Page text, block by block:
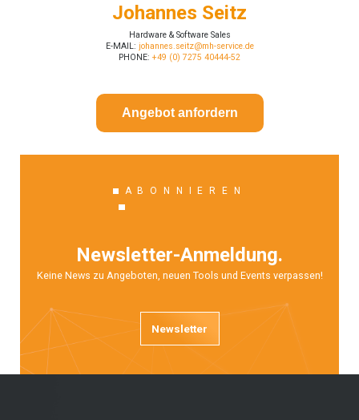
Johannes Seitz
Hardware & Software Sales
E-MAIL: johannes.seitz@mh-service.de
PHONE: +49 (0) 7275 40444-52
Angebot anfordern
ABONNIEREN
Newsletter-Anmeldung.
Keine News zu Angeboten, neuen Tools und Events verpassen!
Newsletter